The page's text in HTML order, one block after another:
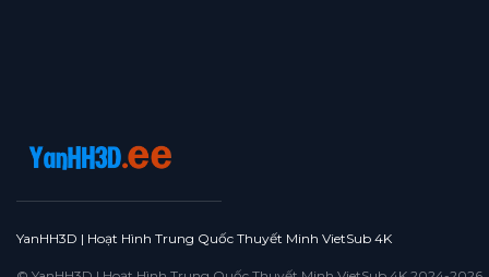
YanHH3D | Hoạt Hình Trung Quốc Thuyết Minh VietSub 4K